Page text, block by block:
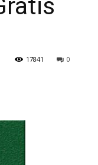
0
17841